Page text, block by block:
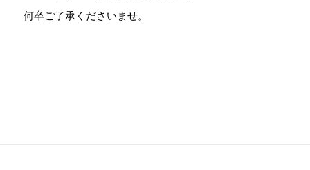
何卒ご了承くださいませ。